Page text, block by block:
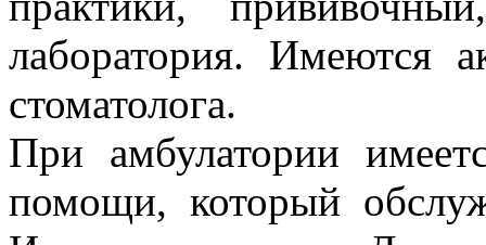
лаборатория. Имеются
стоматолога.
При амбулатории
помощи, который